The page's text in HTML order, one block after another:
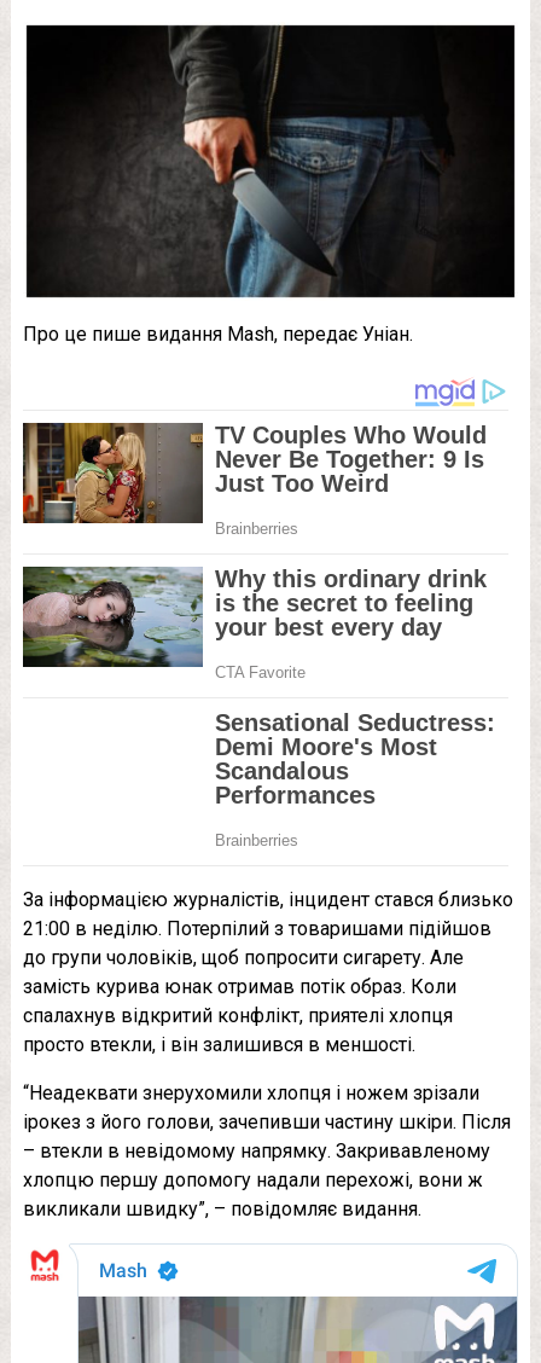
Про це пише видання Mash, передає Уніан.
За інформацією журналістів, інцидент стався близько
21:00 в неділю. Потерпілий з товаришами підійшов
до групи чоловіків, щоб попросити сигарету. Але
замість курива юнак отримав потік образ. Коли
спалахнув відкритий конфлікт, приятелі хлопця
просто втекли, і він залишився в меншості.
“Неадеквати знерухомили хлопця і ножем зрізали
ірокез з його голови, зачепивши частину шкіри. Після
– втекли в невідомому напрямку. Закривавленому
хлопцю першу допомогу надали перехожі, вони ж
викликали швидку”, – повідомляє видання.